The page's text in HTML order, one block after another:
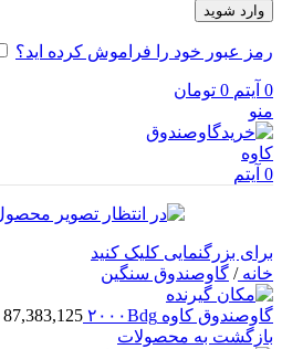
وارد شوید
رمز عبور خود را فراموش کرده اید؟
0 آیتم 0 تومان
منو
0 آیتم
برای بزرگنمایی کلیک کنید
خانه/ گاوصندوق سنگین
گاوصندوق کاوه ۲۰۰۰Bdg 87,383,125
بازگشت به محصولات